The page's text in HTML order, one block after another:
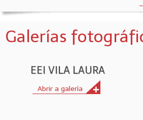
Galerías
EEI VILA LAURA
Abrir a galería